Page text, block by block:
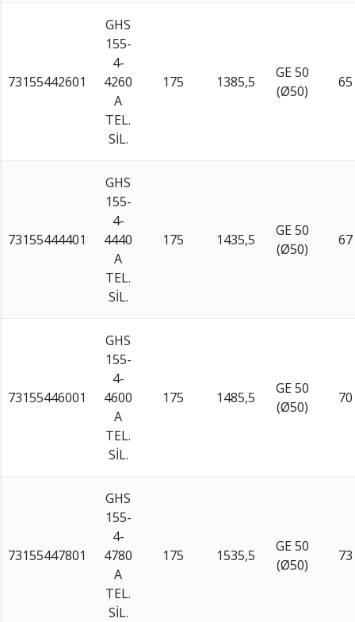
73155442601
GHS
155-
4-
4260
A
TEL.
SİL.
175 1385,5
GE 50
(Ø50)
65
73155444401
GHS
155-
4-
4440
A
TEL.
SİL.
175 1435,5
GE 50
(Ø50)
67
73155446001
GHS
155-
4-
4600
A
TEL.
SİL.
175 1485,5
GE 50
(Ø50)
70
73155447801
GHS
155-
4-
4780
A
TEL.
SİL.
175 1535,5
GE 50
(Ø50)
73